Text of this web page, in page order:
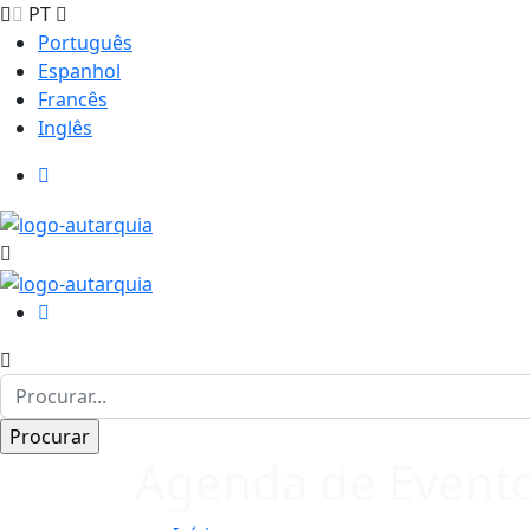
PT
Português
Espanhol
Francês
Inglês